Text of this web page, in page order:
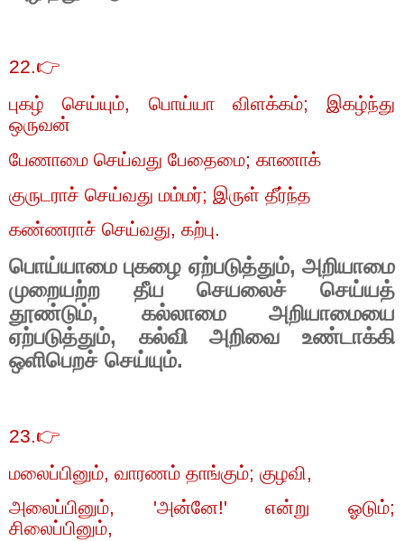
22.👉
புகழ் செய்யும், பொய்யா விளக்கம்; இகழ்ந்து
ஒருவன்
பேணாமை செய்வது பேதைமை; காணாக்
குருடராச் செய்வது மம்மர்; இருள் தீர்ந்த
கண்ணராச் செய்வது, கற்பு.
பொய்யாமை புகழை ஏற்படுத்தும்,அறியாமை
முறையற்ற தீய செயலைச் செய்யத்
தூண்டும், கல்லாமை அறியாமையை
ஏற்படுத்தும், கல்வி அறிவை உண்டாக்கி
ஒளிபெறச் செய்யும்.
23.👉
மலைப்பினும், வாரணம் தாங்கும்; குழவி,
அலைப்பினும், 'அன்னே!'என்று ஓடும்;
சிலைப்பினும்,